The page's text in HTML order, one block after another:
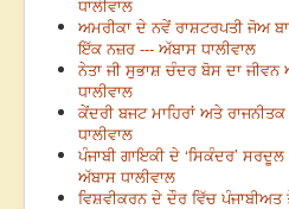
ਧਾਲੀਵਾਲ
ਅਮਰੀਕਾ ਦੇ ਨਵੇਂ ਰਾਸ਼ਟਰਪਤੀ ਜੋਅ
ਇੱਕ ਨਜ਼ਰ --- ਅੱਬਾਸ ਧਾਲੀਵਾਲ
ਨੇਤਾ ਜੀ ਸੁਭਾਸ਼ ਚੰਦਰ ਬੋਸ ਦਾ
ਧਾਲੀਵਾਲ
ਕੇਂਦਰੀ ਬਜਟ ਮਾਹਿਰਾਂ ਅਤੇ
ਧਾਲੀਵਾਲ
ਪੰਜਾਬੀ ਗਾਇਕੀ ਦੇ ‘ਸਿਕੰਦਰ’
ਅੱਬਾਸ ਧਾਲੀਵਾਲ
ਵਿਸ਼ਵੀਕਰਨ ਦੇ ਦੌਰ ਵਿੱਚ